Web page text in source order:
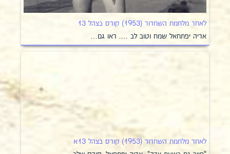
לאחר מלחמת השחרור (1953) קורס בצהל 13
אריה יפתחאל שמח וטוב לב …. ראו גם…
לאחר מלחמת השחרור (1953) קורס בצהל 13א